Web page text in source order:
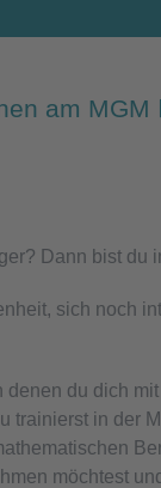
am MGM
Dann bist du
sich noch
du dich
trainierst in der
möchtest